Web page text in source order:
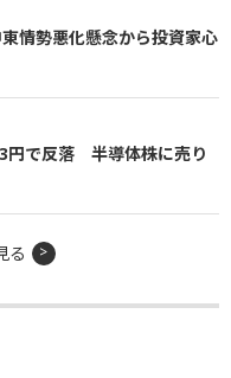
情勢悪化懸念から投資家心
円で反落 半導体株に売り
る